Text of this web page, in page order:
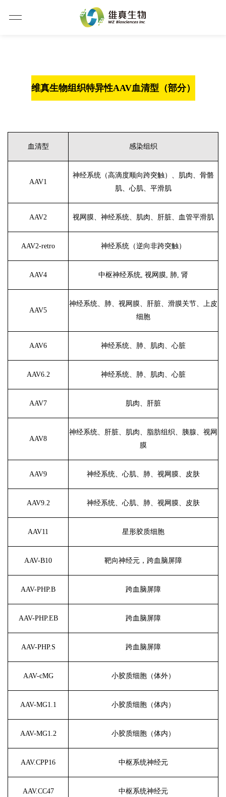
维真生物组织特异性AAV血清型（部分）
血清型 感染组织
AAV1
神经系统（高滴度顺向跨突触）、肌肉、骨骼
肌、心肌、平滑肌
AAV2 视网膜、神经系统、肌肉、肝脏、血管平滑肌
AAV2-retro 神经系统（逆向非跨突触）
AAV4 中枢神经系统, 视网膜, 肺, 肾
AAV5
神经系统、肺、视网膜、肝脏、滑膜关节、上皮
细胞
AAV6 神经系统、肺、肌肉、心脏
AAV6.2 神经系统、肺、肌肉、心脏
AAV7 肌肉、肝脏
AAV8
神经系统、肝脏、肌肉、脂肪组织、胰腺、视网
膜
AAV9 神经系统、心肌、肺、视网膜、皮肤
AAV9.2 神经系统、心肌、肺、视网膜、皮肤
AAV11 星形胶质细胞
AAV-B10 靶向神经元，跨血脑屏障
AAV-PHP.B 跨血脑屏障
AAV-PHP.EB 跨血脑屏障
AAV-PHP.S 跨血脑屏障
AAV-cMG 小胶质细胞（体外）
AAV-MG1.1 小胶质细胞（体内）
AAV-MG1.2 小胶质细胞（体内）
AAV.CPP16 中枢系统神经元
AAV.CC47 中枢系统神经元